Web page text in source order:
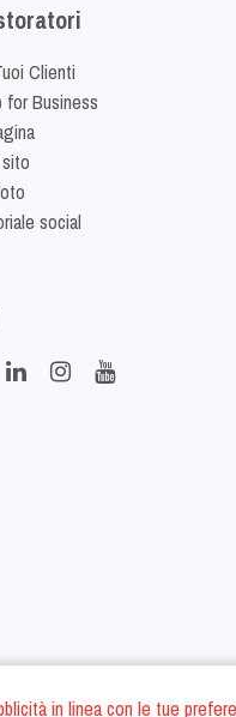
in linea con le tue
Clienti
for Business
social